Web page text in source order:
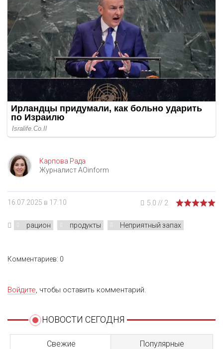
Карпова Рада
Журналист AOinform
16.07.2025 в 17:10 5.0 // 2
рацион продукты Неприятный запах
Комментариев: 0
Войдите, чтобы оставить комментарий.
НОВОСТИ СЕГОДНЯ
Свежие Популярные